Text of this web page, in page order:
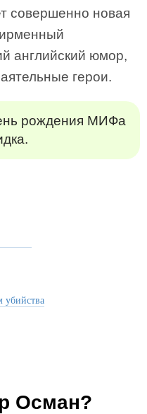
совершенно новая
английский юмор,
герои.
рождения МИФа
Осман?